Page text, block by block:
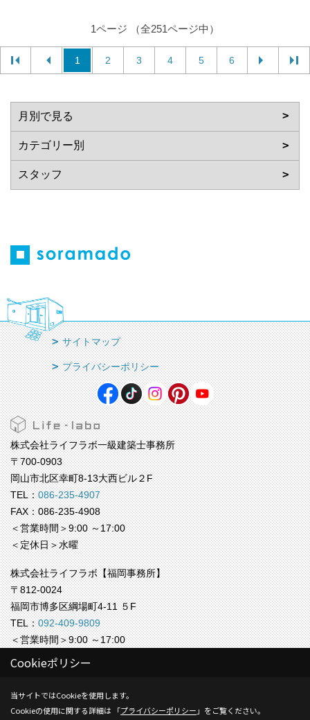
1ページ （全251ページ中）
1 2 3 4 5 6
サイトマップ
プライバシーポリシー
株式会社ライフラボ一級建築士事務所
〒700-0903
岡山市北区幸町8-13大西ビル２F
TEL：086-235-4907
FAX：086-235-4908
＜営業時間＞9:00 ～17:00
＜定休日＞水曜
株式会社ライフラボ【福岡事務所】
〒812-0024
福岡市博多区綱場町4-11 ５F
TEL：092-409-9809
＜営業時間＞9:00 ～17:00
＜定休日＞水曜
Copyright (c) Life-labo. All Rights Reserved.
Produced byゴデスクリエイト
Cookieポリシー
当サイトではCookieを使用します。
Cookieの使用に関する詳細は 「プライバシーポリシー 」をご覧ください。